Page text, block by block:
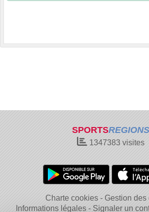
SPORTSREGIONS
1347383 visites
Charte cookies
Gestion des
Informations légales
Signaler un